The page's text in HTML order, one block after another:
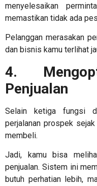
menyelesaikan
memastikan tidak ada
Pelanggan merasakan
dan bisnis kamu terlihat
4.
Penjualan
Selain ketiga fungsi
perjalanan prospek
membeli.
Jadi, kamu bisa
penjualan. Sistem ini
butuh perhatian lebih,